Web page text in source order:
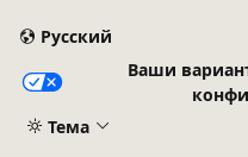
Русский
Ваши
Тема